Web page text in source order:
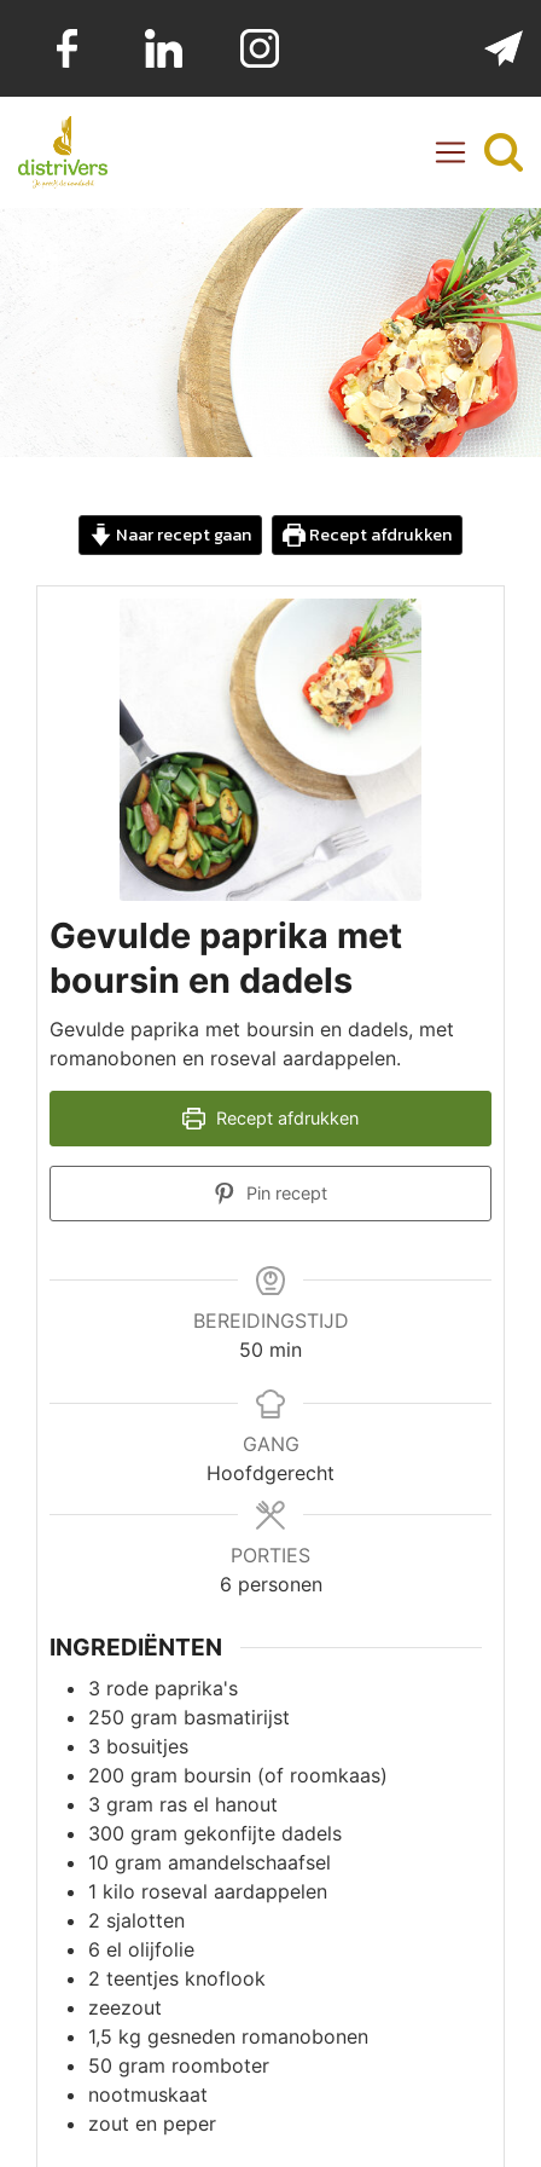
Distrivers
Naar recept gaan Recept afdrukken
Gevulde paprika met
boursin en dadels
Gevulde paprika met boursin en dadels, met
romanobonen en roseval aardappelen.
Recept afdrukken
Pin recept
BEREIDINGSTIJD
50 minuten
min
GANG
Hoofdgerecht
PORTIES
6 personen
INGREDIËNTEN
3 rode paprika's
250 gram basmatirijst
3 bosuitjes
200 gram boursin (of roomkaas)
3 gram ras el hanout
300 gram gekonfijte dadels
10 gram amandelschaafsel
1 kilo roseval aardappelen
2 sjalotten
6 el olijfolie
2 teentjes knoflook
zeezout
1,5 kg gesneden romanobonen
50 gram roomboter
nootmuskaat
zout en peper